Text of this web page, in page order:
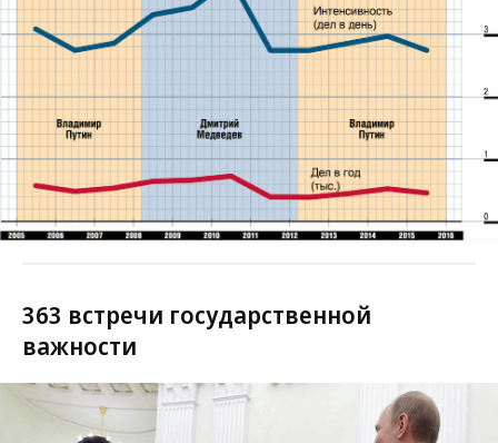
363 встречи государственной
важности